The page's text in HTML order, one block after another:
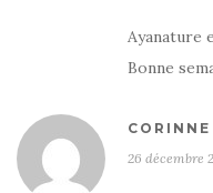
Ayanature
Bonne
26 décembre